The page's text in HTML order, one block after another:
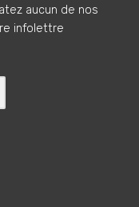
aucun de nos
infolettre